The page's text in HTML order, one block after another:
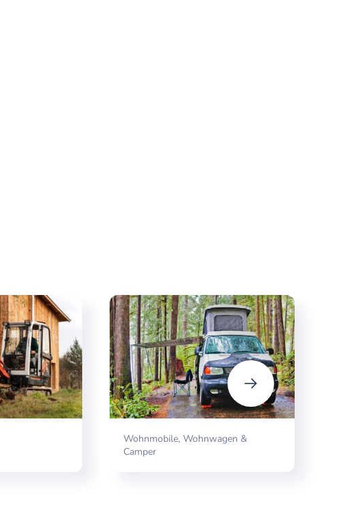
Wohnmobile, Wohnwagen &
Camper